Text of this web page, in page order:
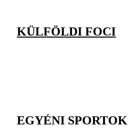
KÜLFÖLDI FOCI
EGYÉNI SPORTOK